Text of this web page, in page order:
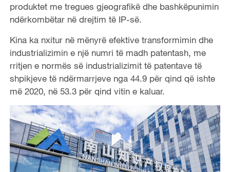
produktet me tregues gjeografikë dhe bashkëpunimin
ndërkombëtar në drejtim të IP-së.
Kina ka nxitur në mënyrë efektive transformimin dhe
industrializimin e një numri të madh patentash, me
rritjen e normës së industrializimit të patentave të
shpikjeve të ndërmarrjeve nga 44.9 për qind që ishte
më 2020, në 53.3 për qind vitin e kaluar.